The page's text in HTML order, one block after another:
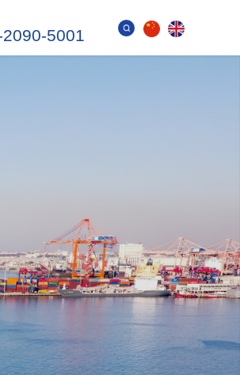
5001